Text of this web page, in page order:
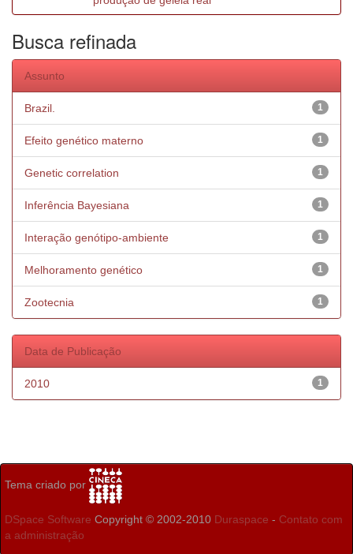
Busca refinada
Assunto
1
Brazil.
1
Efeito genético materno
1
Genetic correlation
1
Inferência Bayesiana
1
Interação genótipo-ambiente
1
Melhoramento genético
1
Zootecnia
Data de Publicação
1
2010
Tema criado por
DSpace Software Copyright © 2002-2010 Duraspace - Contato com
a administração